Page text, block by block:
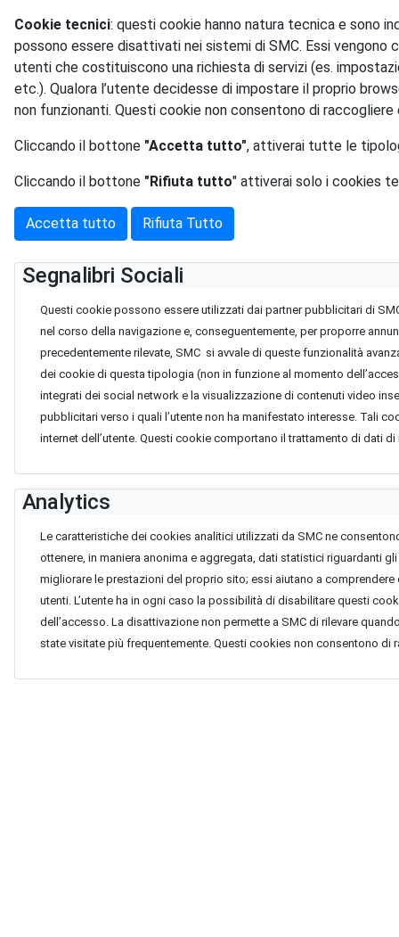
Cookie tecnici: questi cookie hanno natura tecnica e sono
possono essere disattivati nei sistemi di SMC. Essi
utenti che costituiscono una richiesta di servizi (es.
etc.). Qualora l’utente decidesse di impostare il proprio
non funzionanti. Questi cookie non consentono di raccogliere
Cliccando il bottone "Accetta tutto", attiverai tutte le
Cliccando il bottone "Rifiuta tutto" attiverai solo i cookies
Accetta tutto Rifiuta Tutto
Segnalibri Sociali
Questi cookie possono essere utilizzati dai partner pubblicitari di
nel corso della navigazione e, conseguentemente, per proporre
precedentemente rilevate, SMC si avvale di queste funzionalità
dei cookie di questa tipologia (non in funzione al momento
integrati dei social network e la visualizzazione di contenuti video
pubblicitari verso i quali l’utente non ha manifestato interesse. Tali
internet dell’utente. Questi cookie comportano il trattamento di dati di
Analytics
Le caratteristiche dei cookies analitici utilizzati da SMC ne
ottenere, in maniera anonima e aggregata, dati statistici riguardanti
migliorare le prestazioni del proprio sito; essi aiutano a
utenti. L’utente ha in ogni caso la possibilità di disabilitare questi
dell’accesso. La disattivazione non permette a SMC di rilevare
state visitate più frequentemente. Questi cookies non consentono di